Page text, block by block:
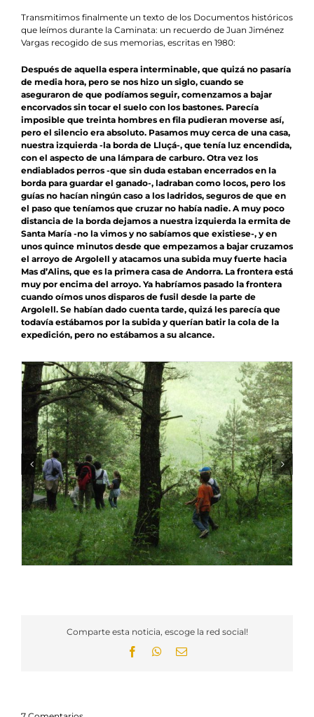
Transmitimos finalmente un texto de los Documentos históricos
que leímos durante la Caminata: un recuerdo de Juan Jiménez
Vargas recogido de sus memorias, escritas en 1980:
Después de aquella espera interminable, que quizá no pasaría
de media hora, pero se nos hizo un siglo, cuando se
aseguraron de que podíamos seguir, comenzamos a bajar
encorvados sin tocar el suelo con los bastones. Parecía
imposible que treinta hombres en fila pudieran moverse así,
pero el silencio era absoluto. Pasamos muy cerca de una casa,
nuestra izquierda -la borda de Lluçá-, que tenía luz encendida,
con el aspecto de una lámpara de carburo. Otra vez los
endiablados perros -que sin duda estaban encerrados en la
borda para guardar el ganado-, ladraban como locos, pero los
guías no hacían ningún caso a los ladridos, seguros de que en
el paso que teníamos que cruzar no había nadie. A muy poco
distancia de la borda dejamos a nuestra izquierda la ermita de
Santa María -no la vimos y no sabíamos que existiese-, y en
unos quince minutos desde que empezamos a bajar cruzamos
el arroyo de Argolell y atacamos una subida muy fuerte hacia
Mas d’Alins, que es la primera casa de Andorra. La frontera está
muy por encima del arroyo. Ya habríamos pasado la frontera
cuando oímos unos disparos de fusil desde la parte de
Argolell. Se habían dado cuenta tarde, quizá les parecía que
todavía estábamos por la subida y querían batir la cola de la
expedición, pero no estábamos a su alcance.
Comparte esta noticia, escoge la red social!
FacebookWhatsApp
Email